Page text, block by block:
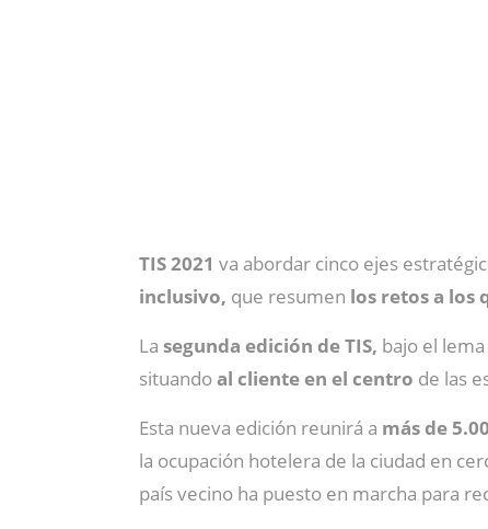
TIS 2021 va abordar cinco ejes
inclusivo, que resumen los retos a los
La segunda edición de TIS, bajo el
situandoal cliente en el centro de las
Esta nueva edición reunirá a más de
la ocupación hotelera de la ciudad en
país vecino ha puesto en marcha para